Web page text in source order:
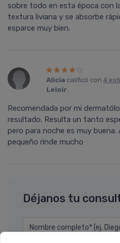
sobre todo en esta época con
textura liviana y se absorbe
esparce muy bien.
Alicia calificó con4
Leloir.
Recomendada por mi
resultado. Resulta un tanto
pero para noche es muy buena.
pequeño rinde mucho
Déjanos tu
Nombre completo* (ej.